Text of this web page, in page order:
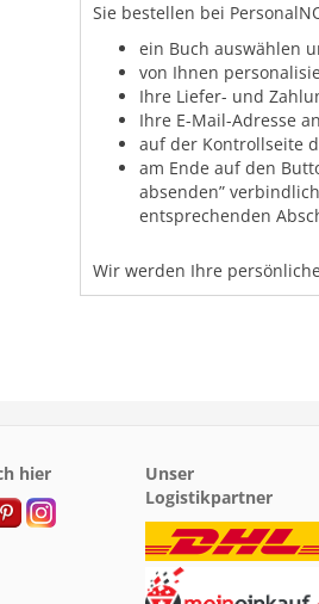
Sie bestellen bei
ein Buch auswählen
von Ihnen
Ihre Liefer- und
Ihre E-Mail-Adresse
auf der Kontrollseite
am Ende auf den
absenden”
entsprechenden
Wir werden Ihre
hier
Unser
Logistikpartner